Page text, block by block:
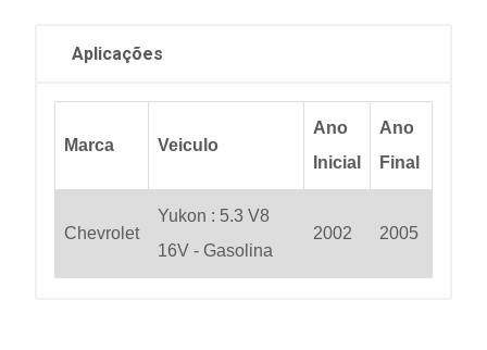
Aplicações
Marca Veiculo
Ano
Inicial
Ano
Final
Chevrolet
Yukon : 5.3 V8
16V - Gasolina
2002 2005